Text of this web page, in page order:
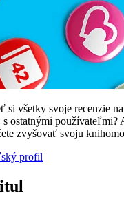
si všetky svoje recenzie
s ostatnými
zvyšovať svoju
profil